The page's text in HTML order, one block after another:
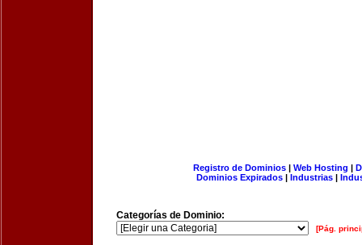
Registro de Dominios| Web Hosting |
Dominios Expirados | Industrias |
Categorías de Dominio:
[Pág.